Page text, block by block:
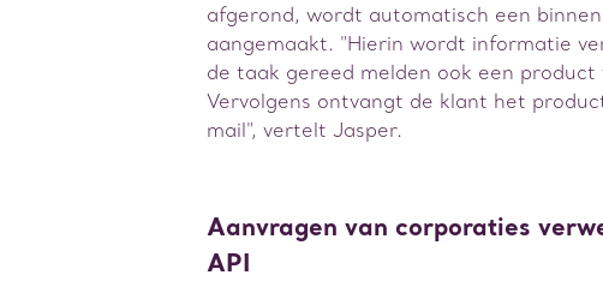
afgerond, wordt automatisch een
aangemaakt. "Hierin wordt informatie
de taak gereed melden ook een product
Vervolgens ontvangt de klant het
mail", vertelt Jasper.
Aanvragen van corporaties
API